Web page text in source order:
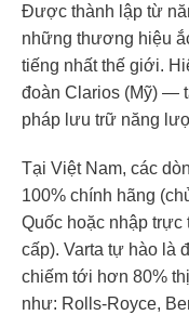
Được thành lập từ
những thương hiệu
tiếng nhất thế giới.
đoàn Clarios (Mỹ) —
pháp lưu trữ năng
Tại Việt Nam, các
100% chính hãng
Quốc hoặc nhập
cấp). Varta tự hào là
chiếm tới hơn 80%
như: Rolls-Royce,